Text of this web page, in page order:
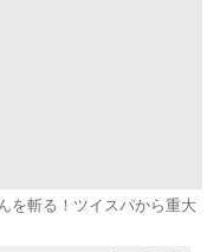
を斬る！ツイスパから重大